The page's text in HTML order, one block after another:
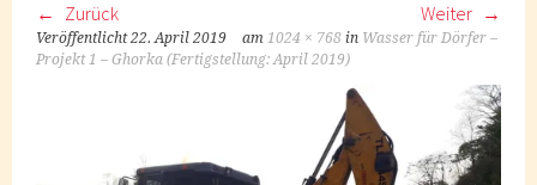
Zurück Weiter
Veröffentlicht22. April 2019 am1024 × 768 in Wasser für Dörfer –
Projekt 1 – Ghorka (Fertigstellung: April 2019)